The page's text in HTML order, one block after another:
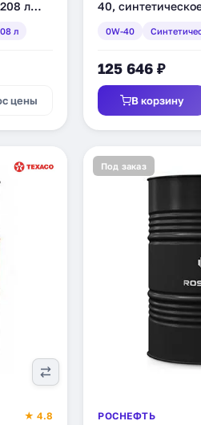
л
л
цены
40,
0W-40
125 646 ₽
В корзину
★ 4.8
Под заказ
РОСНЕФТЬ